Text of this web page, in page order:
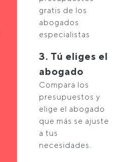
gratis de los
abogados
especialistas
3. Tú eliges el
abogado
Compara los
presupuestos y
elige el abogado
que más se ajuste
a tus
necesidades.